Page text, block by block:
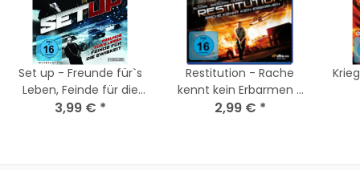
Set up - Freunde für`s
Leben, Feinde für die
Ewigkeit (2012) DVD
3,99 € *
Restitution - Rache
kennt kein Erbarmen /
Blu-Ray * Guter
2,99 € *